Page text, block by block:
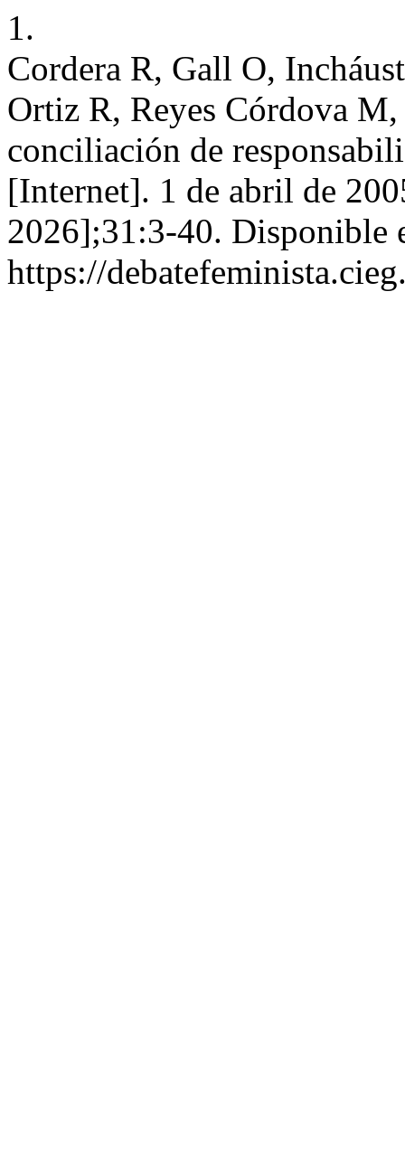
1.
Cordera R, Gall O,
Ortiz R, Reyes Córdova
conciliación de
[Internet]. 1 de abril de
2026];31:3-40. Disponible
https://